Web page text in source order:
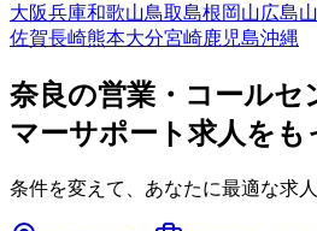
大阪兵庫和歌山鳥取島根岡山広島
佐賀長崎熊本大分宮崎鹿児島沖縄
奈良の営業・コールセ
マーサポート求人をも
条件を変えて、あなたに最適な求